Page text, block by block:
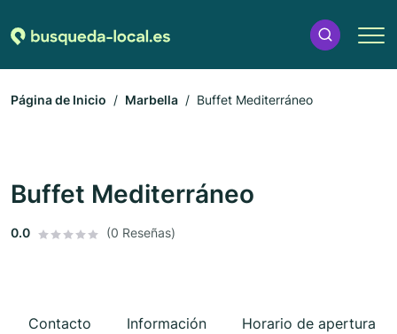
Página de Inicio Marbella Buffet Mediterráneo
Buffet Mediterráneo
0.0 (0 Reseñas)
Contacto Información Horario de apertura